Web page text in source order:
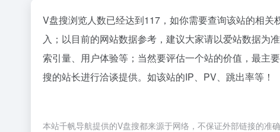
V盘搜浏览人数已经达到117，如你需要查询该站的相关
入；以目前的网站数据参考，建议大家请以爱站数据为
索引量、用户体验等；当然要评估一个站的价值，最主
搜的站长进行洽谈提供。如该站的IP、PV、跳出率等！
本站千帆导航提供的V盘搜都来源于网络，不保证外部链接的准